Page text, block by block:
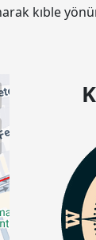
kıble